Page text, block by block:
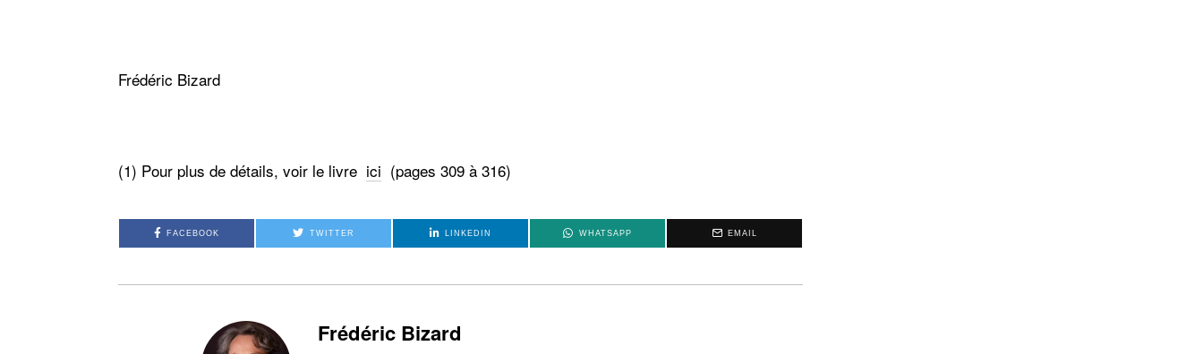
Frédéric Bizard
(1) Pour plus de détails, voir le livre ici (pages 309 à 316)
FACEBOOK TWITTER LINKEDIN WHATSAPP EMAIL
Frédéric Bizard